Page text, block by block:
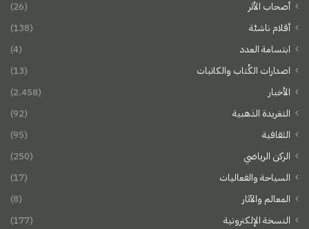
أصحاب الأثر
(26)
أقلام ناشئة
(138)
ابتسامة العدد
(4)
اصدارات الكُتاب والكاتبات
(13)
الأخبار
(2٬458)
التغريدة الذهبية
(92)
الثقافية
(95)
الركن الرياضي
(250)
السياحة والفعاليات
(17)
المعالم والآثار
(8)
النسخة الإلكترونية
(177)